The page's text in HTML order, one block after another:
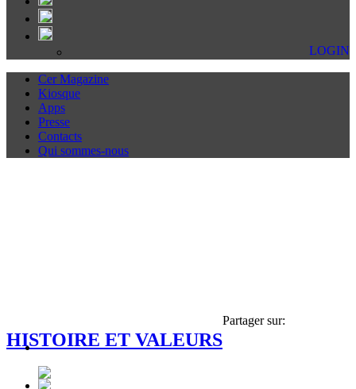
LOGIN
Cer Magazine
Kiosque
Apps
Presse
Contacts
Qui sommes-nous
HISTOIRE ET VALEURS
Partager sur: